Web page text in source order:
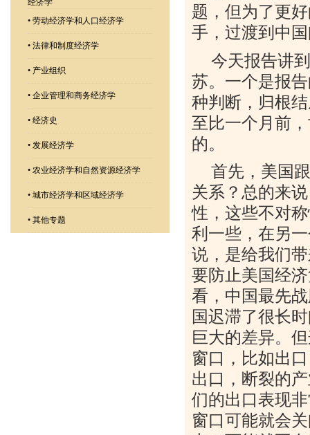
经济学
• 劳动经济学和人口经济学
• 法律和制度经济学
• 产业组织
• 企业管理和商务经济学
• 经济史
• 发展经济学
• 农业经济学和自然资源经济学
• 城市经济学和区域经济学
• 其他专题
题，但为了更
手，过渡到中
今天报告讲
苏。一个是报
种判断，归根
至比一个月前
的。
首先，美国
关系？总的来
性，这些不对
利一些，在另
说，是给我们
要防止美国经
看，中国最先
国迟滞了很长
巨大的差异。
窗口，比如出
出口，断裂的
们的出口表现
窗口可能就会